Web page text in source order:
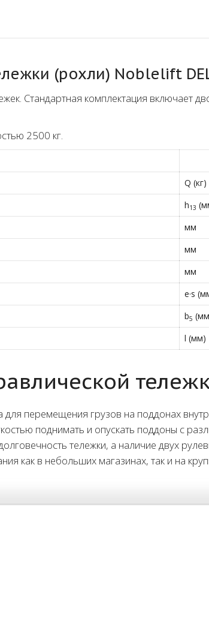
(рохли) Noblelift
Стандартная комплектация включает
2500 кг.
Q (кг)
h13
мм
мм
мм
e·s
b5
l (мм)
для перемещения грузов на поддонах
поднимать и опускать поддоны с
тележки, а наличие двух
как в небольших магазинах, так и на